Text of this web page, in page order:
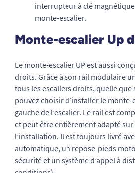
interrupteur à clé
monte-escalier.
Monte-escalier Up
Le monte-escalier UP est aussi
droits. Grâce à son rail modulaire
tous les escaliers droits, quelle que
pouvez choisir d’installer le monte-
gauche de l’escalier. Le rail est
et peut être entièrement adapté sur
l’installation. Il est toujours livré
automatique, un repose-pieds
sécurité et un système d’appel à